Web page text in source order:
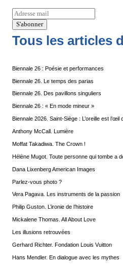
Tous les articles
Biennale 26 : Poésie et performances
Biennale 26. Le temps des parias
Biennale 26. Des pavillons singuliers
Biennale 26 : « En mode mineur »
Biennale 2026. Saint-Siège : L’oreille est l’œil
Anthony McCall. Lumière
Moffat Takadiwa. The Crown !
Hélène Mugot. Toute personne qui tombe a
Dana Lixenberg American Images
Parlez-vous photo ?
Vera Pagava. Les instruments de la passion
Philip Guston. L’ironie de l’histoire
Mickalene Thomas. All About Love
Les illusions retrouvées
Gerhard Richter. Fondation Louis Vuitton
Hans Mendler. En dialogue avec les mythes